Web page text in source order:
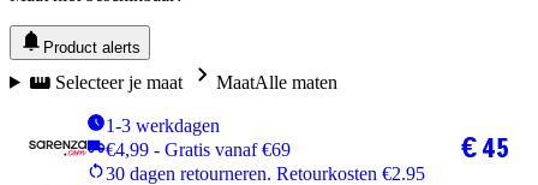
Product alerts
Selecteer je maat MaatAlle maten
1-3 werkdagen
€4,99 - Gratis vanaf €69
30 dagen retourneren. Retourkosten €2.95
€ 45